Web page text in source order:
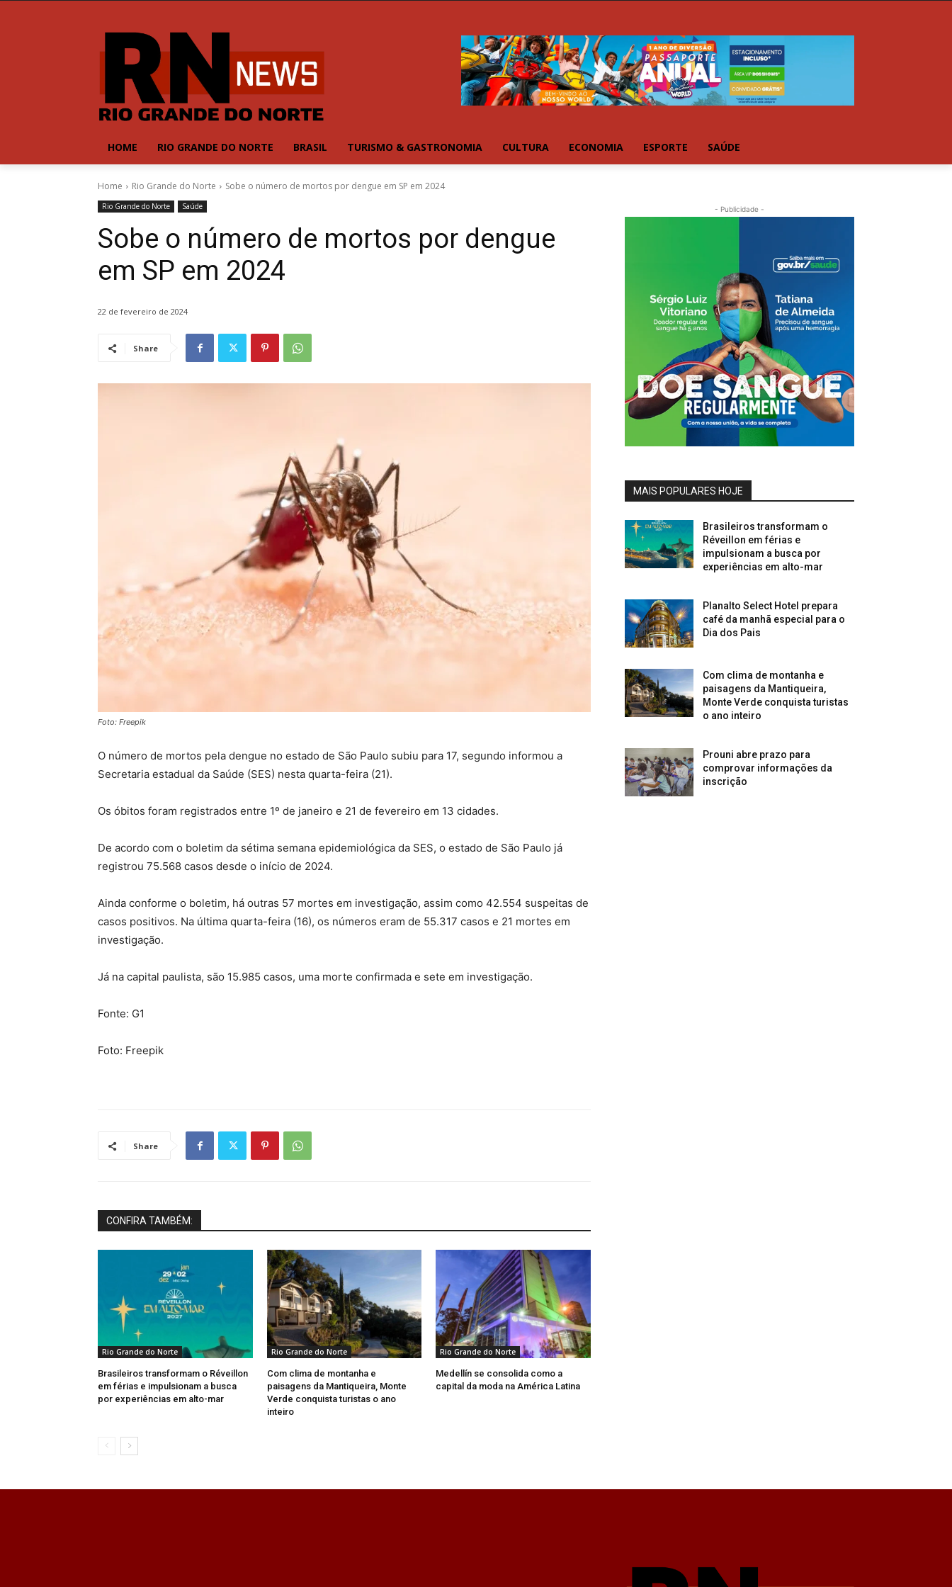
HOME RIO GRANDE DO NORTE BRASIL TURISMO & GASTRONOMIA CULTURA ECONOMIA ESPORTE SAÚDE
Home Rio Grande do Norte Sobe o número de mortos por dengue em SP em 2024
Rio Grande do Norte Saúde
Sobe o número de mortos por dengue
em SP em 2024
22 de fevereiro de 2024
Share
Foto: Freepik
O número de mortos pela dengue no estado de São Paulo subiu para 17, segundo informou a
Secretaria estadual da Saúde (SES) nesta quarta-feira (21).
Os óbitos foram registrados entre 1º de janeiro e 21 de fevereiro em 13 cidades.
De acordo com o boletim da sétima semana epidemiológica da SES, o estado de São Paulo já
registrou 75.568 casos desde o início de 2024.
Ainda conforme o boletim, há outras 57 mortes em investigação, assim como 42.554 suspeitas de
casos positivos. Na última quarta-feira (16), os números eram de 55.317 casos e 21 mortes em
investigação.
Já na capital paulista, são 15.985 casos, uma morte confirmada e sete em investigação.
Fonte: G1
Foto: Freepik
Share
CONFIRA TAMBÉM:
Rio Grande do Norte
Brasileiros transformam o Réveillon
em férias e impulsionam a busca
por experiências em alto-mar
Rio Grande do Norte
Com clima de montanha e
paisagens da Mantiqueira, Monte
Verde conquista turistas o ano
inteiro
Rio Grande do Norte
Medellín se consolida como a
capital da moda na América Latina
- Publicidade -
MAIS POPULARES HOJE
Brasileiros transformam o
Réveillon em férias e
impulsionam a busca por
experiências em alto-mar
Planalto Select Hotel prepara
café da manhã especial para o
Dia dos Pais
Com clima de montanha e
paisagens da Mantiqueira,
Monte Verde conquista turistas
o ano inteiro
Prouni abre prazo para
comprovar informações da
inscrição